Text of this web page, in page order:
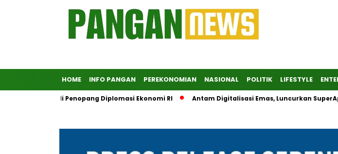
HOME INFO PANGAN PEREKONOMIAN NASIONAL POLITIK LIFESTYLE
Didorong Jadi Penopang Diplomasi Ekonomi RI Antam Digitalisasi Emas, Luncurkan